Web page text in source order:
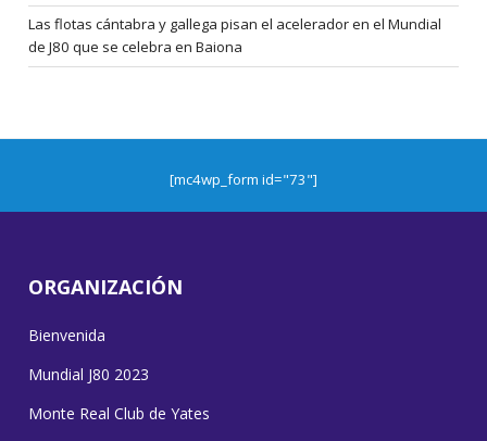
Las flotas cántabra y gallega pisan el acelerador en el Mundial
de J80 que se celebra en Baiona
[mc4wp_form id="73"]
ORGANIZACIÓN
Bienvenida
Mundial J80 2023
Monte Real Club de Yates